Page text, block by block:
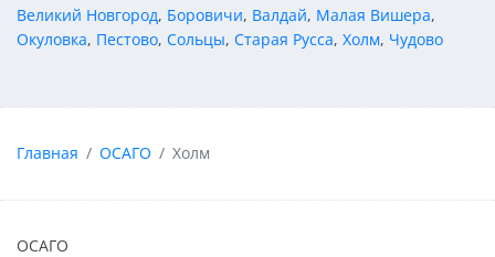
Великий Новгород, Боровичи, Валдай, Малая Вишера,
Окуловка, Пестово, Сольцы, Старая Русса, Холм, Чудово
Главная ОСАГО Холм
ОСАГО